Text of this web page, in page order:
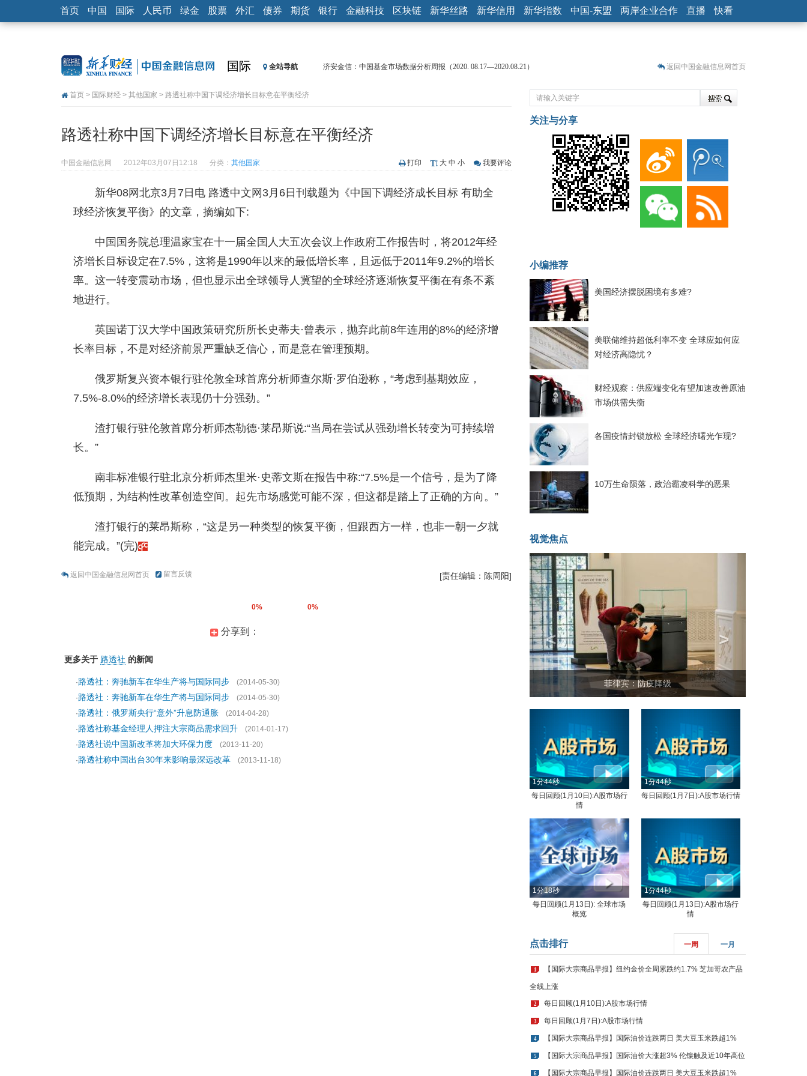
首页 中国 国际 人民币 绿金 股票 外汇 债券 期货 银行 金融科技 区块链 新华丝路 新华信用 新华指数 中国-东盟 两岸企业合作 直播 快看
国际 全站导航
济安金信：中国基金市场数据分析周报（2020. 08.17—2020.08.21）
济安金信：中国基金市场数据分析周报（2020. 07.27—2020.07.31）
【新华财经调查】同业存单、结构性存款玩起“跷跷板” 结构性失衡藏
央行公开市场净投放300亿元 短端资金利率明显下行
沥青期货连续两日涨逾3% 沪银及两粕涨势喜人
返回中国金融信息网首页
首页 > 国际财经 > 其他国家 > 路透社称中国下调经济增长目标意在平衡经济
路透社称中国下调经济增长目标意在平衡经济
中国金融信息网 2012年03月07日12:18 分类： 其他国家 打印 大 中 小 我要评论
新华08网北京3月7日电 路透中文网3月6日刊载题为《中国下调经济成长目标 有助全
球经济恢复平衡》的文章，摘编如下:
中国国务院总理温家宝在十一届全国人大五次会议上作政府工作报告时，将2012年经
济增长目标设定在7.5%，这将是1990年以来的最低增长率，且远低于2011年9.2%的增长
率。这一转变震动市场，但也显示出全球领导人冀望的全球经济逐渐恢复平衡在有条不紊
地进行。
英国诺丁汉大学中国政策研究所所长史蒂夫·曾表示，抛弃此前8年连用的8%的经济增
长率目标，不是对经济前景严重缺乏信心，而是意在管理预期。
俄罗斯复兴资本银行驻伦敦全球首席分析师查尔斯·罗伯逊称，“考虑到基期效应，
7.5%-8.0%的经济增长表现仍十分强劲。”
渣打银行驻伦敦首席分析师杰勒德·莱昂斯说:“当局在尝试从强劲增长转变为可持续增
长。”
南非标准银行驻北京分析师杰里米·史蒂文斯在报告中称:“7.5%是一个信号，是为了降
低预期，为结构性改革创造空间。起先市场感觉可能不深，但这都是踏上了正确的方向。”
渣打银行的莱昂斯称，“这是另一种类型的恢复平衡，但跟西方一样，也非一朝一夕就
能完成。”(完)
返回中国金融信息网首页 留言反馈 [责任编辑：陈周阳]
0% 0%
分享到：
更多关于 路透社 的新闻
·路透社：奔驰新车在华生产将与国际同步
(2014-05-30)
·路透社：奔驰新车在华生产将与国际同步
(2014-05-30)
·路透社：俄罗斯央行“意外”升息防通胀
(2014-04-28)
·路透社称基金经理人押注大宗商品需求回升
(2014-01-17)
·路透社说中国新改革将加大环保力度
(2013-11-20)
·路透社称中国出台30年来影响最深远改革 (2013-11-18)
关注与分享
小编推荐
美国经济摆脱困境有多难?
美联储维持超低利率不变 全球应如何应
对经济高隐忧？
财经观察：供应端变化有望加速改善原油
市场供需失衡
各国疫情封锁放松 全球经济曙光乍现?
10万生命陨落，政治霸凌科学的恶果
视觉焦点
菲律宾：防疫降级
< >
1分44秒
每日回顾(1月10日):A股市场行
情
1分44秒
每日回顾(1月7日):A股市场行情
1分18秒
每日回顾(1月13日): 全球市场
概览
1分44秒
每日回顾(1月13日):A股市场行
情
点击排行 一周 一月
1 【国际大宗商品早报】纽约金价全周累跌约1.7% 芝加哥农产品
全线上涨
2 每日回顾(1月10日):A股市场行情
3 每日回顾(1月7日):A股市场行情
4 【国际大宗商品早报】国际油价连跌两日 美大豆玉米跌超1%
5 【国际大宗商品早报】国际油价大涨超3% 伦镍触及近10年高位
6 【国际大宗商品早报】国际油价连跌两日 美大豆玉米跌超1%